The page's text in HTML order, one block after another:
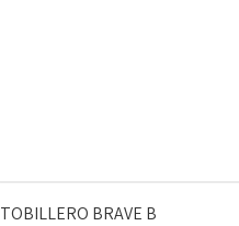
TOBILLERO BRAVE B